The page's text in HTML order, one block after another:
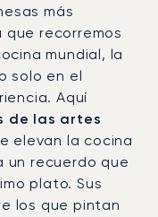
más
que recorremos
mundial, la
solo en el
Aquí
de las artes
elevan la cocina
un recuerdo que
plato. Sus
los que pintan